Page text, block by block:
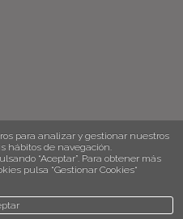
para analizar y gestionar nuestros
hábitos de navegación.
“Aceptar”. Para obtener más
pulsa “Gestionar Cookies“